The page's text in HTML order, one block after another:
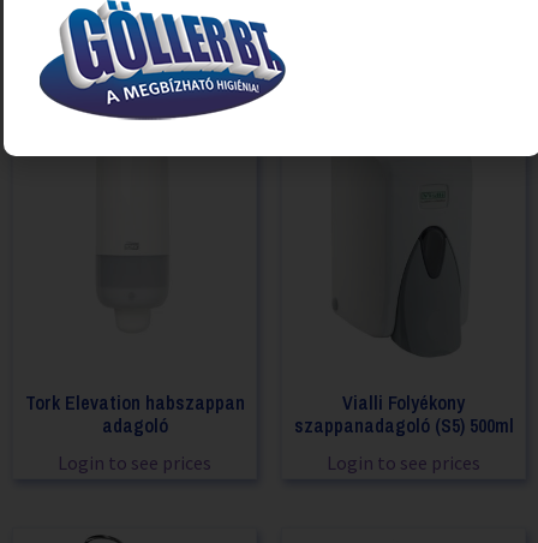
selyemfényű acél, 1 literes
Login to see prices
Tork Elevation habszappan
adagoló
Login to see prices
Vialli Folyékony
szappanadagoló (S5) 500ml
Login to see prices